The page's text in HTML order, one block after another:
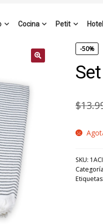
Cocina Petit
-50%
$
SKU:
Etiquetas: